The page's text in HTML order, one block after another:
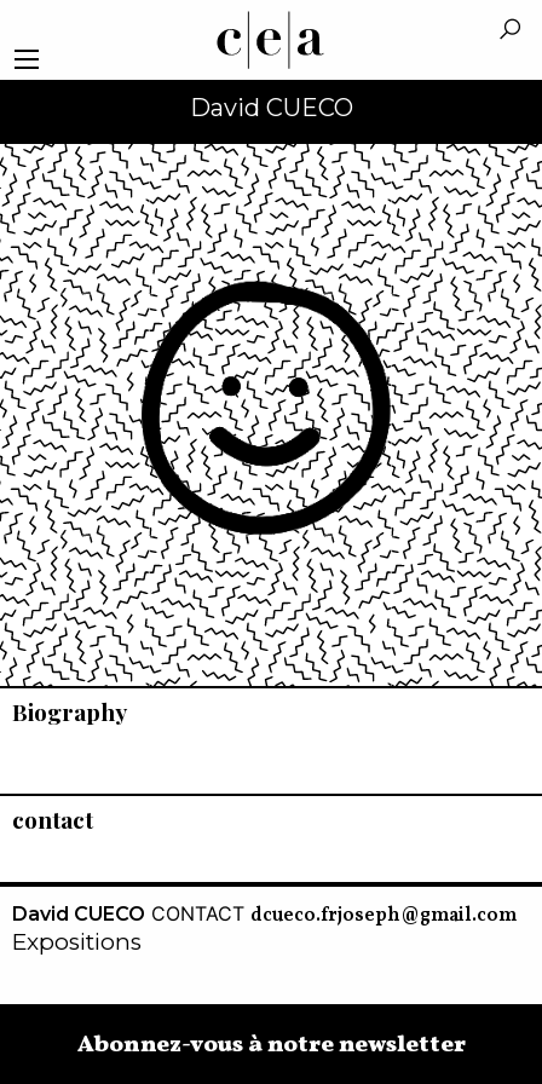
David CUECO
Biography
contact
David CUECO CONTACT dcueco.frjoseph@gmail.com
Expositions
Abonnez-vous à notre newsletter